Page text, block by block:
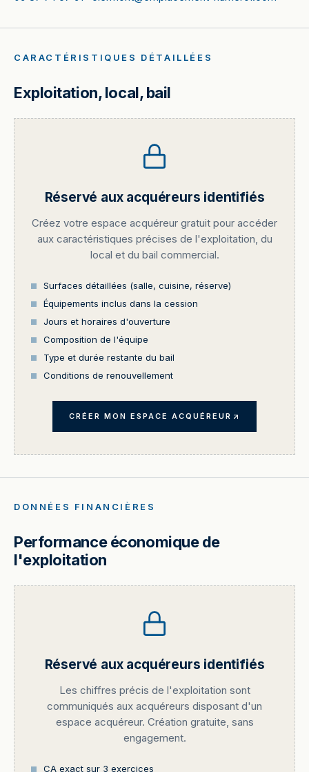
CARACTÉRISTIQUES DÉTAILLÉES
Exploitation, local, bail
Réservé aux acquéreurs identifiés
Créez votre espace acquéreur gratuit pour accéder
aux caractéristiques précises de l'exploitation, du
local et du bail commercial.
Surfaces détaillées (salle, cuisine, réserve)
Équipements inclus dans la cession
Jours et horaires d'ouverture
Composition de l'équipe
Type et durée restante du bail
Conditions de renouvellement
CRÉER MON ESPACE ACQUÉREUR
DONNÉES FINANCIÈRES
Performance économique de
l'exploitation
Réservé aux acquéreurs identifiés
Les chiffres précis de l'exploitation sont
communiqués aux acquéreurs disposant d'un
espace acquéreur. Création gratuite, sans
engagement.
CA exact sur 3 exercices